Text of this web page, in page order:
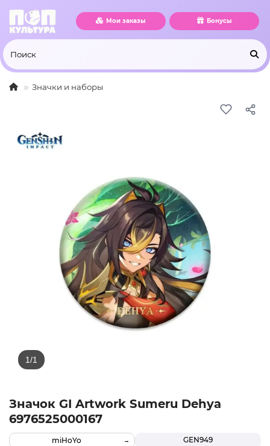
Мои заказы Бонусы
Значки и наборы
Значок GI Artwork Sumeru Dehya
6976525000167
GEN949
miHoYo